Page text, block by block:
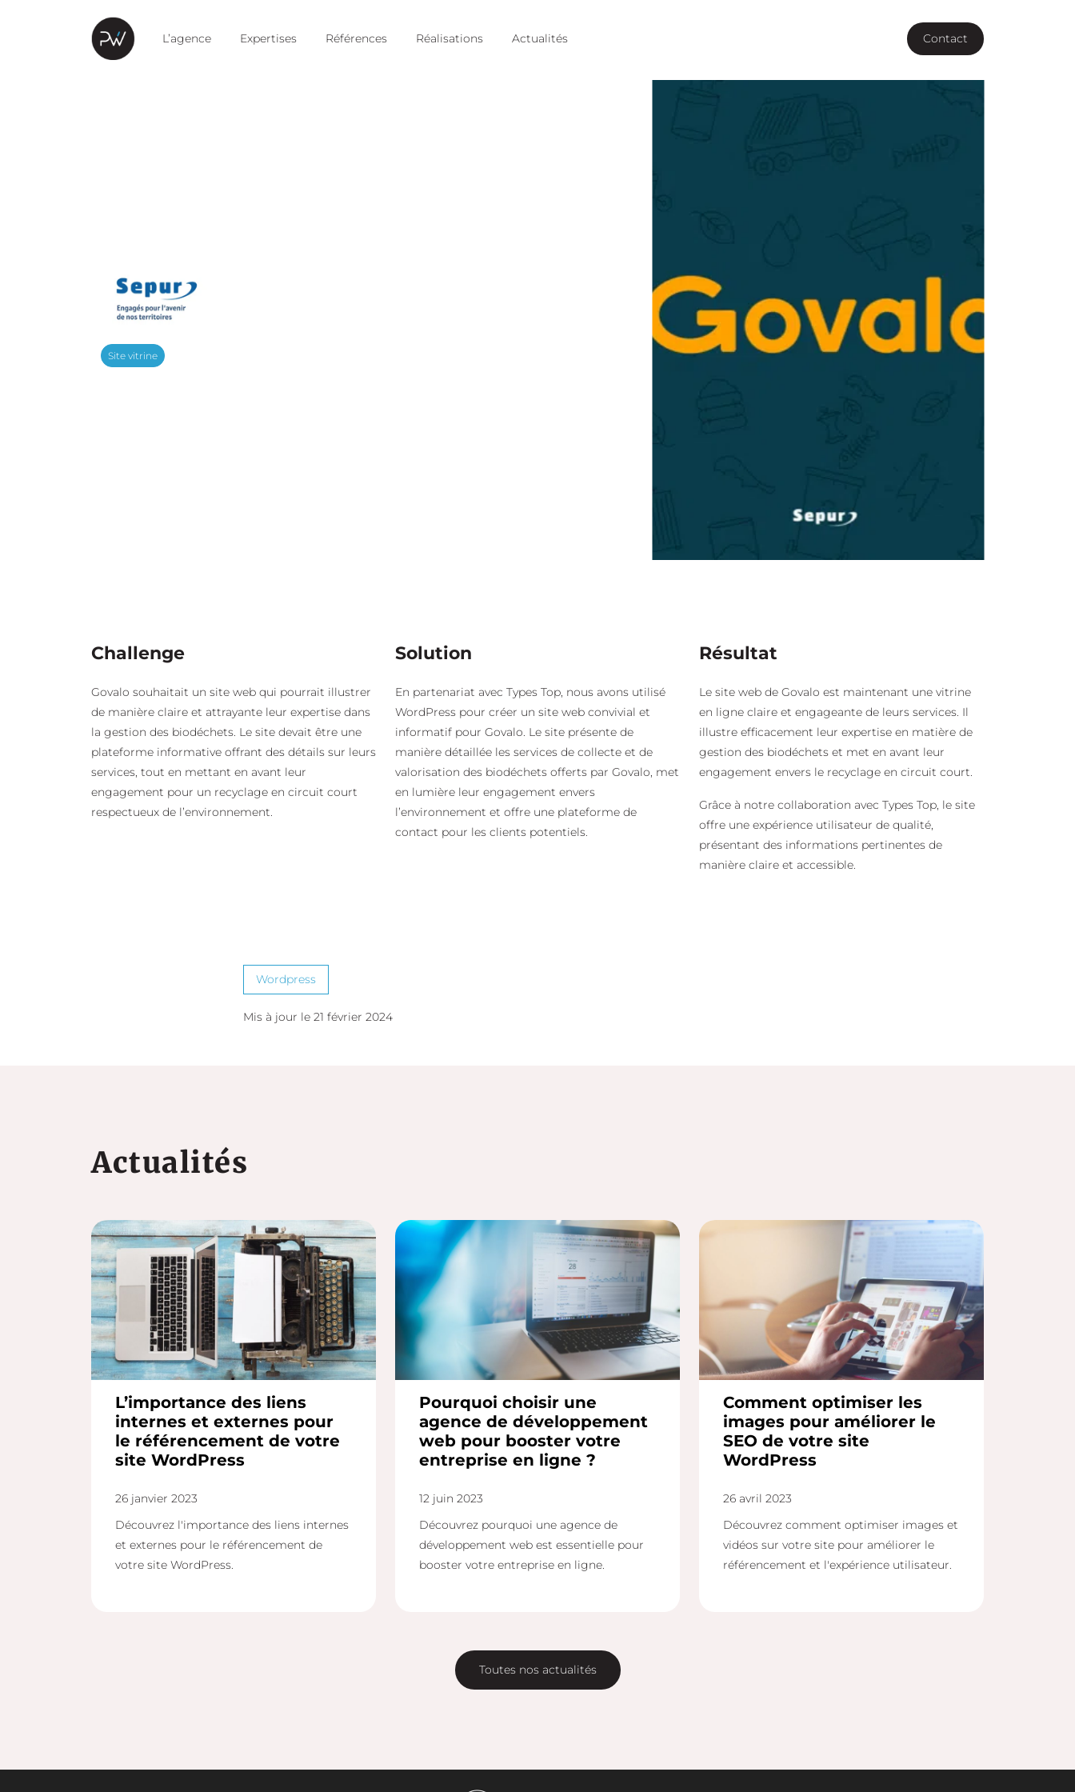
L’agence Expertises Références Réalisations Actualités Contact
Site vitrine
Challenge
Govalo souhaitait un site web qui pourrait illustrer
de manière claire et attrayante leur expertise dans
la gestion des biodéchets. Le site devait être une
plateforme informative offrant des détails sur leurs
services, tout en mettant en avant leur
engagement pour un recyclage en circuit court
respectueux de l’environnement.
Solution
En partenariat avec Types Top, nous avons utilisé
WordPress pour créer un site web convivial et
informatif pour Govalo. Le site présente de
manière détaillée les services de collecte et de
valorisation des biodéchets offerts par Govalo, met
en lumière leur engagement envers
l’environnement et offre une plateforme de
contact pour les clients potentiels.
Résultat
Le site web de Govalo est maintenant une vitrine
en ligne claire et engageante de leurs services. Il
illustre efficacement leur expertise en matière de
gestion des biodéchets et met en avant leur
engagement envers le recyclage en circuit court.
Grâce à notre collaboration avec Types Top, le site
offre une expérience utilisateur de qualité,
présentant des informations pertinentes de
manière claire et accessible.
Wordpress
Mis à jour le 21 février 2024
Actualités
L’importance des liens
internes et externes pour
le référencement de votre
site WordPress
26 janvier 2023
Découvrez l'importance des liens internes
et externes pour le référencement de
votre site WordPress.
Pourquoi choisir une
agence de développement
web pour booster votre
entreprise en ligne ?
12 juin 2023
Découvrez pourquoi une agence de
développement web est essentielle pour
booster votre entreprise en ligne.
Comment optimiser les
images pour améliorer le
SEO de votre site
WordPress
26 avril 2023
Découvrez comment optimiser images et
vidéos sur votre site pour améliorer le
référencement et l'expérience utilisateur.
Toutes nos actualités